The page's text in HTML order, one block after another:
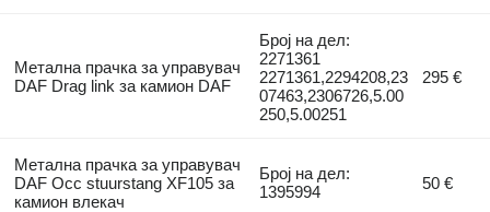
Метална прачка за управувач
DAF Drag link за камион DAF
Број на дел:
2271361
2271361,2294208,23
07463,2306726,5.00
250,5.00251
295 €
Метална прачка за управувач
DAF Occ stuurstang XF105 за
камион влекач
Број на дел:
1395994
50 €